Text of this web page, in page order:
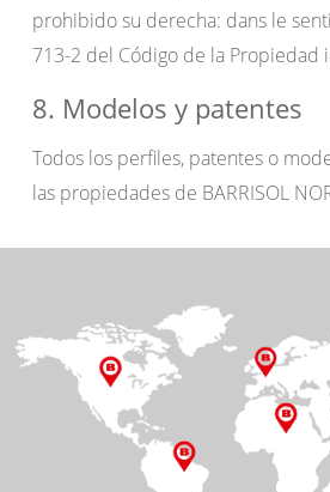
prohibido su derecha: dans le
713-2 del Código de la Propiedad
8. Modelos y patentes
Todos los perfiles, patentes o
las propiedades de BARRISOL